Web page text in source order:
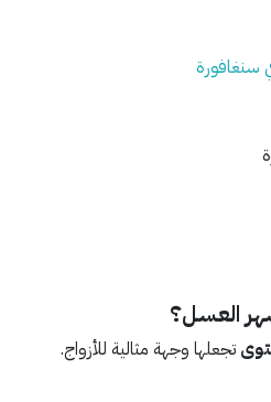
سنغافورة
العسل؟
تجعلها وجهة مثالية للأزواج.